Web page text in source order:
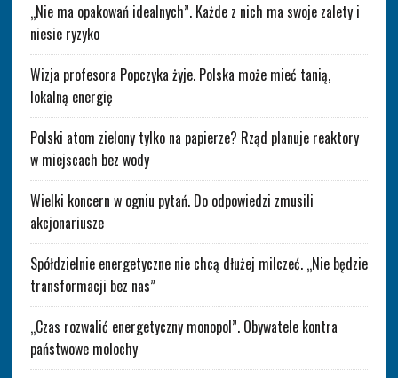
„Nie ma opakowań idealnych”. Każde z nich ma swoje zalety i
niesie ryzyko
Wizja profesora Popczyka żyje. Polska może mieć tanią,
lokalną energię
Polski atom zielony tylko na papierze? Rząd planuje reaktory
w miejscach bez wody
Wielki koncern w ogniu pytań. Do odpowiedzi zmusili
akcjonariusze
Spółdzielnie energetyczne nie chcą dłużej milczeć. „Nie będzie
transformacji bez nas”
„Czas rozwalić energetyczny monopol”. Obywatele kontra
państwowe molochy